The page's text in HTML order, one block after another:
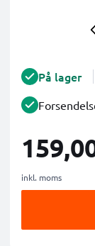
På lager
inkl. moms